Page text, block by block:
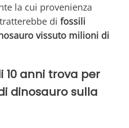
la cui provenienza
di fossili
vissuto milioni di
anni trova per
dinosauro sulla